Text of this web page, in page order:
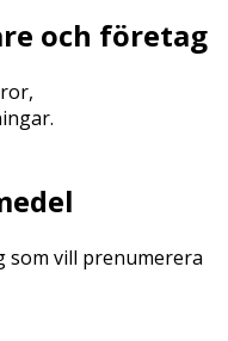
och företag
som vill prenumerera